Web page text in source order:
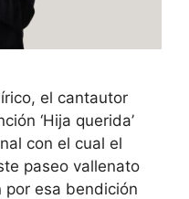
el cantautor
‘Hija querida’
con el cual el
paseo vallenato
esa bendición